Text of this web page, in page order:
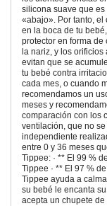
silicona suave que
«abajo». Por tanto, el
en la boca de tu
protector en forma
la nariz, y los
evitan que se
tu bebé contra
cada mes, o cuando
recomendamos un
meses y
comparación con los
ventilación, que no
independiente
entre 0 y 36 meses
Tippee: · ** El 99 %
Tippee · ** El 97 %
Tippee ayuda a
su bebé le encanta
acepta un chupete de